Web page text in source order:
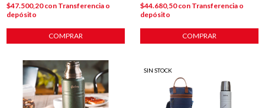
$47.500,20con Transferencia o
depósito
$44.680,50con Transferencia o
depósito
SIN STOCK